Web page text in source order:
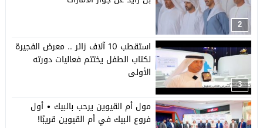
2
3
استقطب 10 آلاف زائر .. معرض الفجيرة
لكتاب الطفل يختتم فعاليات دورته
الأولى
مول أم القيوين يرحب بالبيك • أول
فروع البيك في أم القيوين قريبًا!